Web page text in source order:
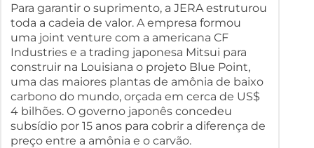
Para garantir o suprimento, a JERA estruturou
toda a cadeia de valor. A empresa formou
uma joint venture com a americana CF
Industries e a trading japonesa Mitsui para
construir na Louisiana o projeto Blue Point,
uma das maiores plantas de amônia de baixo
carbono do mundo, orçada em cerca de US$
4 bilhões. O governo japonês concedeu
subsídio por 15 anos para cobrir a diferença de
preço entre a amônia e o carvão.